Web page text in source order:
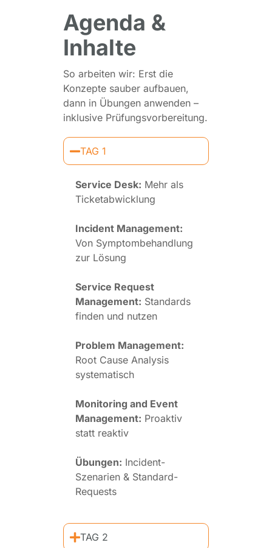
Agenda &
Inhalte
So arbeiten wir: Erst die
Konzepte sauber aufbauen,
dann in Übungen anwenden –
inklusive Prüfungsvorbereitung.
TAG 1
Service Desk: Mehr als
Ticketabwicklung
Incident Management:
Von Symptombehandlung
zur Lösung
Service Request
Management: Standards
finden und nutzen
Problem Management:
Root Cause Analysis
systematisch
Monitoring and Event
Management: Proaktiv
statt reaktiv
Übungen: Incident-
Szenarien & Standard-
Requests
TAG 2